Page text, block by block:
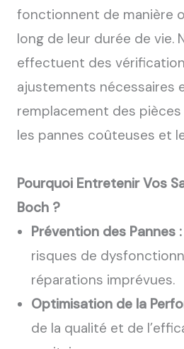
fonctionnent de manière
long de leur durée de vie.
effectuent des
ajustements nécessaires
remplacement des
les pannes coûteuses et
Pourquoi Entretenir Vos
Boch ?
Prévention des Pannes :
risques de
réparations imprévues.
Optimisation de la
de la qualité et de